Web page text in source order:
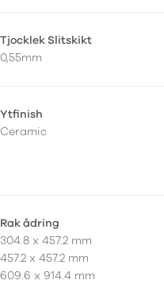
Tjocklek Slitskikt
0,55mm
Ytfinish
Ceramic
Rak ådring
304.8 x 457.2 mm
457.2 x 457.2 mm
609.6 x 914.4 mm